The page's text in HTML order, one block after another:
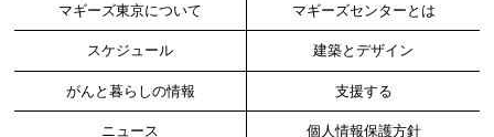
マギーズ東京について マギーズセンターとは
スケジュール 建築とデザイン
がんと暮らしの情報 支援する
ニュース 個人情報保護方針